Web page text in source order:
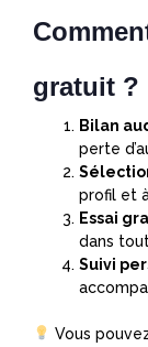
gratuit ?
Bilan
perte
profil et
Essai
dans
Suivi
Vous